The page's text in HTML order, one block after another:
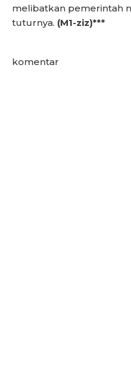
melibatkan pemerintah
tuturnya. (M1-ziz)***
komentar